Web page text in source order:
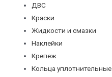
ДВС
Краски
Жидкости и смазки
Наклейки
Крепеж
Кольца уплотнительные